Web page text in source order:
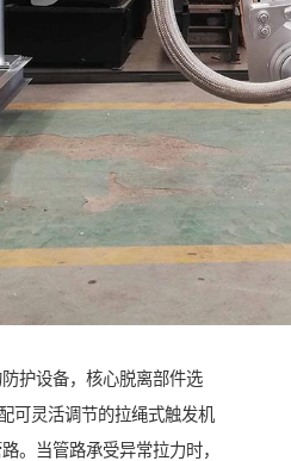
护设备，核心脱离部件选
可灵活调节的拉绳式触发机
。当管路承受异常拉力时，